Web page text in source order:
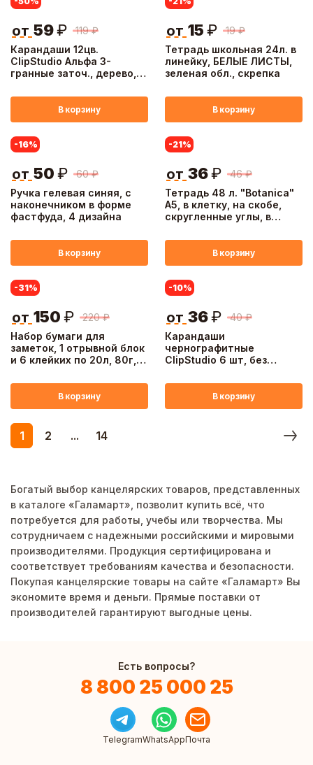
Карандаши 12цв.
ClipStudio Альфа 3-
гранные заточ., дерево,
ПРЕМИУМ
119 ₽
от 59₽
В корзину
Тетрадь школьная 24л. в
линейку, БЕЛЫЕ ЛИСТЫ,
зеленая обл., скрепка
19 ₽
от 15 ₽
В корзину
Ручка гелевая синяя, с
наконечником в форме
фастфуда, 4 дизайна
-16%
60 ₽
от 50 ₽
В корзину
Тетрадь 48 л. "Botanica"
А5, в клетку, на скобе,
скругленные углы, в
-21%
46 ₽
от 36₽
В корзину
Набор бумаги для
заметок, 1 отрывной блок
и 6 клейких по 20л, 80г,
13,5х25см
-31%
220 ₽
от 150 ₽
В корзину
Карандаши
чернографитные
ClipStudio 6 шт, без
шестигранный зеленый
-10%
40 ₽
от 36₽
В корзину
1 2 ... 14
Богатый выбор канцелярских товаров, представленных
в каталоге «Галамарт», позволит купить всё, что
потребуется для работы, учебы или творчества. Мы
сотрудничаем с надежными российскими и мировыми
производителями. Продукция сертифицирована и
соответствует требованиям качества и безопасности.
Покупая канцелярские товары на сайте «Галамарт» Вы
экономите время и деньги. Прямые поставки от
производителей гарантируют выгодные цены.
Есть вопросы?
8 800 25 000 25
TelegramWhatsAppПочта